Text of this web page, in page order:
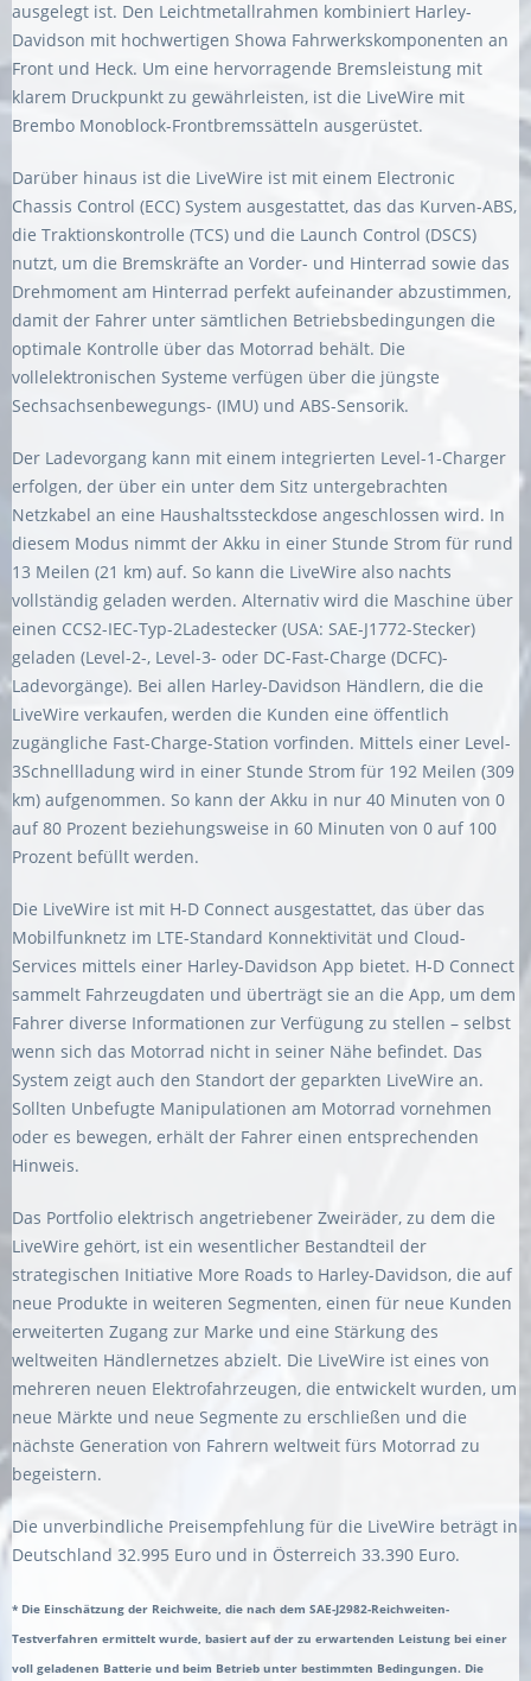
ausgelegt ist. Den Leichtmetallrahmen kombiniert Harley-
Davidson mit hochwertigen Showa Fahrwerkskomponenten an
Front und Heck. Um eine hervorragende Bremsleistung mit
klarem Druckpunkt zu gewährleisten, ist die LiveWire mit
Brembo Monoblock-Frontbremssätteln ausgerüstet.
Darüber hinaus ist die LiveWire ist mit einem Electronic
Chassis Control (ECC) System ausgestattet, das das Kurven-ABS,
die Traktionskontrolle (TCS) und die Launch Control (DSCS)
nutzt, um die Bremskräfte an Vorder- und Hinterrad sowie das
Drehmoment am Hinterrad perfekt aufeinander abzustimmen,
damit der Fahrer unter sämtlichen Betriebsbedingungen die
optimale Kontrolle über das Motorrad behält. Die
vollelektronischen Systeme verfügen über die jüngste
Sechsachsenbewegungs- (IMU) und ABS-Sensorik.
Der Ladevorgang kann mit einem integrierten Level-1-Charger
erfolgen, der über ein unter dem Sitz untergebrachten
Netzkabel an eine Haushaltssteckdose angeschlossen wird. In
diesem Modus nimmt der Akku in einer Stunde Strom für rund
13 Meilen (21 km) auf. So kann die LiveWire also nachts
vollständig geladen werden. Alternativ wird die Maschine über
einen CCS2-IEC-Typ-2Ladestecker (USA: SAE-J1772-Stecker)
geladen (Level-2-, Level-3- oder DC-Fast-Charge (DCFC)-
Ladevorgänge). Bei allen Harley-Davidson Händlern, die die
LiveWire verkaufen, werden die Kunden eine öffentlich
zugängliche Fast-Charge-Station vorfinden. Mittels einer Level-
3Schnellladung wird in einer Stunde Strom für 192 Meilen (309
km) aufgenommen. So kann der Akku in nur 40 Minuten von 0
auf 80 Prozent beziehungsweise in 60 Minuten von 0 auf 100
Prozent befüllt werden.
Die LiveWire ist mit H-D Connect ausgestattet, das über das
Mobilfunknetz im LTE-Standard Konnektivität und Cloud-
Services mittels einer Harley-Davidson App bietet. H-D Connect
sammelt Fahrzeugdaten und überträgt sie an die App, um dem
Fahrer diverse Informationen zur Verfügung zu stellen – selbst
wenn sich das Motorrad nicht in seiner Nähe befindet. Das
System zeigt auch den Standort der geparkten LiveWire an.
Sollten Unbefugte Manipulationen am Motorrad vornehmen
oder es bewegen, erhält der Fahrer einen entsprechenden
Hinweis.
Das Portfolio elektrisch angetriebener Zweiräder, zu dem die
LiveWire gehört, ist ein wesentlicher Bestandteil der
strategischen Initiative More Roads to Harley-Davidson, die auf
neue Produkte in weiteren Segmenten, einen für neue Kunden
erweiterten Zugang zur Marke und eine Stärkung des
weltweiten Händlernetzes abzielt. Die LiveWire ist eines von
mehreren neuen Elektrofahrzeugen, die entwickelt wurden, um
neue Märkte und neue Segmente zu erschließen und die
nächste Generation von Fahrern weltweit fürs Motorrad zu
begeistern.
Die unverbindliche Preisempfehlung für die LiveWire beträgt in
Deutschland 32.995 Euro und in Österreich 33.390 Euro.
* Die Einschätzung der Reichweite, die nach dem SAE-J2982-Reichweiten-
Testverfahren ermittelt wurde, basiert auf der zu erwartenden Leistung bei einer
voll geladenen Batterie und beim Betrieb unter bestimmten Bedingungen. Die